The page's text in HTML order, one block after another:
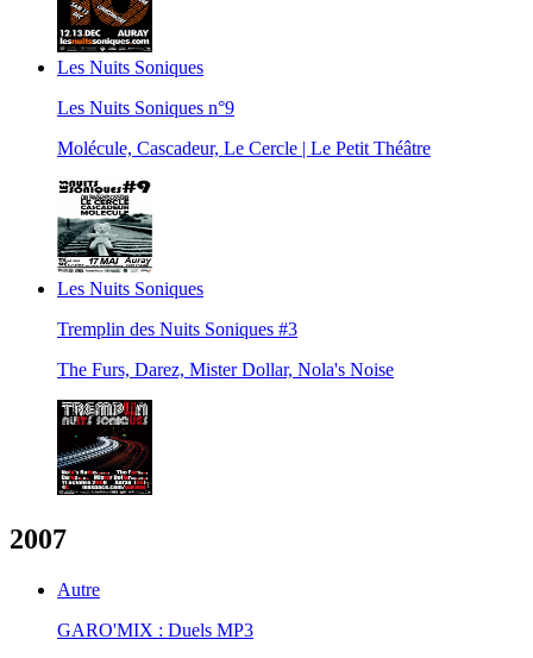
Les Nuits Soniques
Les Nuits Soniques n°9
Molécule, Cascadeur, Le Cercle | Le Petit Théâtre
Les Nuits Soniques
Tremplin des Nuits Soniques #3
The Furs, Darez, Mister Dollar, Nola's Noise
2007
Autre
GARO'MIX : Duels MP3